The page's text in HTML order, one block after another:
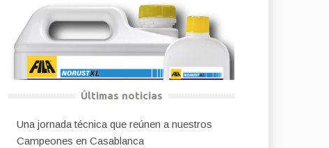
Últimas noticias
Una jornada técnica que reúnen a nuestros
Campeones en Casablanca